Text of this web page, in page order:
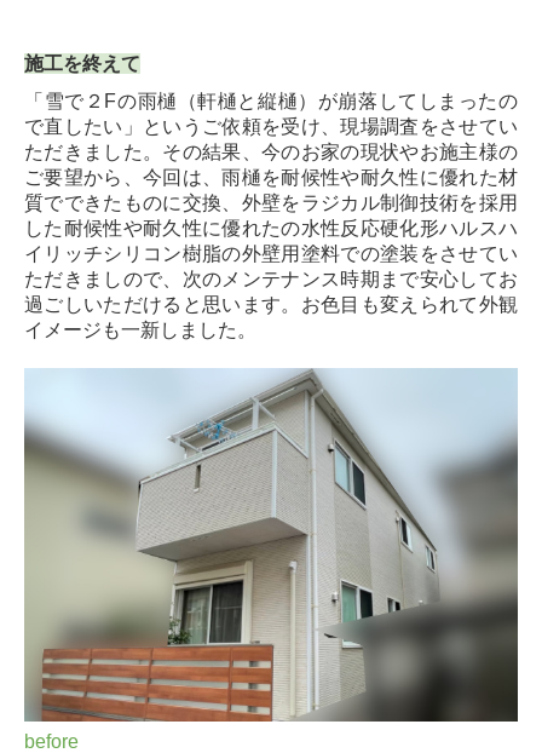
施工を終えて
「雪で２Fの雨樋（軒樋と縦樋）が崩落してしまったの
で直したい」というご依頼を受け、現場調査をさせてい
ただきました。その結果、今のお家の現状やお施主様の
ご要望から、今回は、雨樋を耐候性や耐久性に優れた材
質でできたものに交換、外壁をラジカル制御技術を採用
した耐候性や耐久性に優れたの水性反応硬化形ハルスハ
イリッチシリコン樹脂の外壁用塗料での塗装をさせてい
ただきましので、次のメンテナンス時期まで安心してお
過ごしいただけると思います。お色目も変えられて外観
イメージも一新しました。
before